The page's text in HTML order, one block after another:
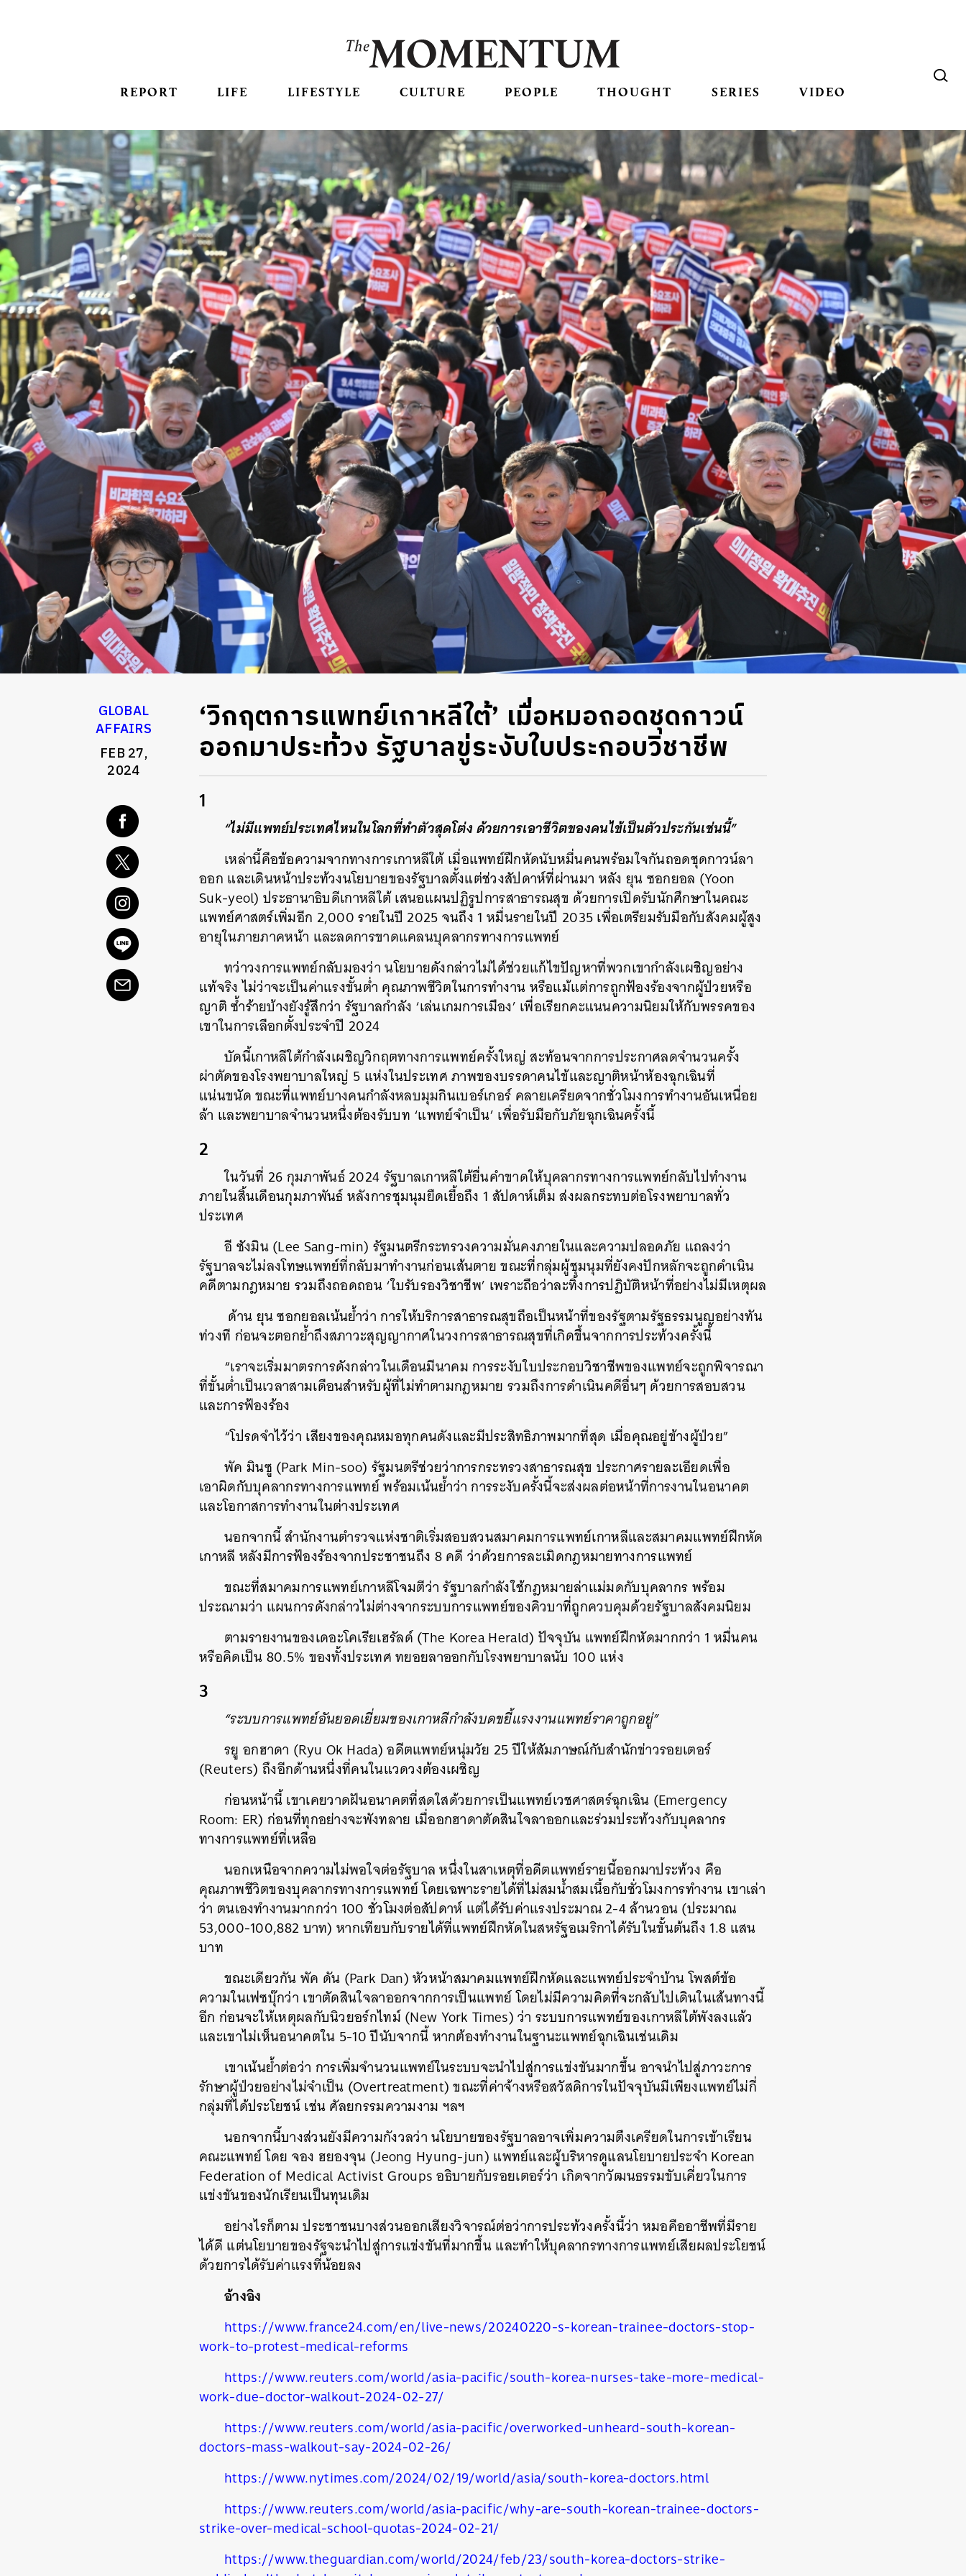
REPORT LIFE LIFESTYLE CULTURE PEOPLE THOUGHT SERIES VIDEO
GLOBAL
AFFAIRS
FEB 27,
2024
‘วิกฤตการแพทย์เกาหลีใต้’ เมื่อหมอถอดชุดกาวน์
ออกมาประท้วง รัฐบาลขู่ระงับใบประกอบวิชาชีพ
1
“ไม่มีแพทย์ประเทศไหนในโลกที่ทำตัวสุดโต่ง ด้วยการเอาชีวิตของคนไข้เป็นตัวประกันเช่นนี้”
เหล่านี้คือข้อความจากทางการเกาหลีใต้ เมื่อแพทย์ฝึกหัดนับหมื่นคนพร้อมใจกันถอดชุดกาวน์ลา
ออก และเดินหน้าประท้วงนโยบายของรัฐบาลตั้งแต่ช่วงสัปดาห์ที่ผ่านมา หลัง ยุน ซอกยอล (Yoon
Suk-yeol) ประธานาธิบดีเกาหลีใต้ เสนอแผนปฏิรูปการสาธารณสุข ด้วยการเปิดรับนักศึกษาในคณะ
แพทย์ศาสตร์เพิ่มอีก 2,000 รายในปี 2025 จนถึง 1 หมื่นรายในปี 2035 เพื่อเตรียมรับมือกับสังคมผู้สูง
อายุในภายภาคหน้า และลดการขาดแคลนบุคลากรทางการแพทย์
ทว่าวงการแพทย์กลับมองว่า นโยบายดังกล่าวไม่ได้ช่วยแก้ไขปัญหาที่พวกเขากำลังเผชิญอย่าง
แท้จริง ไม่ว่าจะเป็นค่าแรงขั้นต่ำ คุณภาพชีวิตในการทำงาน หรือแม้แต่การถูกฟ้องร้องจากผู้ป่วยหรือ
ญาติ ซ้ำร้ายบ้างยังรู้สึกว่า รัฐบาลกำลัง ‘เล่นเกมการเมือง’ เพื่อเรียกคะแนนความนิยมให้กับพรรคของ
เขาในการเลือกตั้งประจำปี 2024
บัดนี้เกาหลีใต้กำลังเผชิญวิกฤตทางการแพทย์ครั้งใหญ่ สะท้อนจากการประกาศลดจำนวนครั้ง
ผ่าตัดของโรงพยาบาลใหญ่ 5 แห่งในประเทศ ภาพของบรรดาคนไข้และญาติหน้าห้องฉุกเฉินที่
แน่นขนัด ขณะที่แพทย์บางคนกำลังหลบมุมกินเบอร์เกอร์ คลายเครียดจากชั่วโมงการทำงานอันเหนื่อย
ล้า และพยาบาลจำนวนหนึ่งต้องรับบท ‘แพทย์จำเป็น’ เพื่อรับมือกับภัยฉุกเฉินครั้งนี้
2
ในวันที่ 26 กุมภาพันธ์ 2024 รัฐบาลเกาหลีใต้ยื่นคำขาดให้บุคลากรทางการแพทย์กลับไปทำงาน
ภายในสิ้นเดือนกุมภาพันธ์ หลังการชุมนุมยืดเยื้อถึง 1 สัปดาห์เต็ม ส่งผลกระทบต่อโรงพยาบาลทั่ว
ประเทศ
อี ซังมิน (Lee Sang-min) รัฐมนตรีกระทรวงความมั่นคงภายในและความปลอดภัย แถลงว่า
รัฐบาลจะไม่ลงโทษแพทย์ที่กลับมาทำงานก่อนเส้นตาย ขณะที่กลุ่มผู้ชุมนุมที่ยังคงปักหลักจะถูกดำเนิน
คดีตามกฎหมาย รวมถึงถอดถอน ‘ใบรับรองวิชาชีพ’ เพราะถือว่าละทิ้งการปฏิบัติหน้าที่อย่างไม่มีเหตุผล
ด้าน ยุน ซอกยอลเน้นย้ำว่า การให้บริการสาธารณสุขถือเป็นหน้าที่ของรัฐตามรัฐธรรมนูญอย่างทัน
ท่วงที ก่อนจะตอกย้ำถึงสภาวะสุญญากาศในวงการสาธารณสุขที่เกิดขึ้นจากการประท้วงครั้งนี้
“เราจะเริ่มมาตรการดังกล่าวในเดือนมีนาคม การระงับใบประกอบวิชาชีพของแพทย์จะถูกพิจารณา
ที่ขั้นต่ำเป็นเวลาสามเดือนสำหรับผู้ที่ไม่ทำตามกฎหมาย รวมถึงการดำเนินคดีอื่นๆ ด้วยการสอบสวน
และการฟ้องร้อง
“โปรดจำไว้ว่า เสียงของคุณหมอทุกคนดังและมีประสิทธิภาพมากที่สุด เมื่อคุณอยู่ข้างผู้ป่วย”
พัค มินซู (Park Min-soo) รัฐมนตรีช่วยว่าการกระทรวงสาธารณสุข ประกาศรายละเอียดเพื่อ
เอาผิดกับบุคลากรทางการแพทย์ พร้อมเน้นย้ำว่า การระงับครั้งนี้จะส่งผลต่อหน้าที่การงานในอนาคต
และโอกาสการทำงานในต่างประเทศ
นอกจากนี้ สำนักงานตำรวจแห่งชาติเริ่มสอบสวนสมาคมการแพทย์เกาหลีและสมาคมแพทย์ฝึกหัด
เกาหลี หลังมีการฟ้องร้องจากประชาชนถึง 8 คดี ว่าด้วยการละเมิดกฎหมายทางการแพทย์
ขณะที่สมาคมการแพทย์เกาหลีโจมตีว่า รัฐบาลกำลังใช้กฎหมายล่าแม่มดกับบุคลากร พร้อม
ประณามว่า แผนการดังกล่าวไม่ต่างจากระบบการแพทย์ของคิวบาที่ถูกควบคุมด้วยรัฐบาลสังคมนิยม
ตามรายงานของเดอะโคเรียเฮรัลด์ (The Korea Herald) ปัจจุบัน แพทย์ฝึกหัดมากกว่า 1 หมื่นคน
หรือคิดเป็น 80.5% ของทั้งประเทศ ทยอยลาออกกับโรงพยาบาลนับ 100 แห่ง
3
“ระบบการแพทย์อันยอดเยี่ยมของเกาหลีกำลังบดขยี้แรงงานแพทย์ราคาถูกอยู่”
รยู อกฮาดา (Ryu Ok Hada) อดีตแพทย์หนุ่มวัย 25 ปีให้สัมภาษณ์กับสำนักข่าวรอยเตอร์
(Reuters) ถึงอีกด้านหนึ่งที่คนในแวดวงต้องเผชิญ
ก่อนหน้านี้ เขาเคยวาดฝันอนาคตที่สดใสด้วยการเป็นแพทย์เวชศาสตร์ฉุกเฉิน (Emergency
Room: ER) ก่อนที่ทุกอย่างจะพังทลาย เมื่ออกฮาดาตัดสินใจลาออกและร่วมประท้วงกับบุคลากร
ทางการแพทย์ที่เหลือ
นอกเหนือจากความไม่พอใจต่อรัฐบาล หนึ่งในสาเหตุที่อดีตแพทย์รายนี้ออกมาประท้วง คือ
คุณภาพชีวิตของบุคลากรทางการแพทย์ โดยเฉพาะรายได้ที่ไม่สมน้ำสมเนื้อกับชั่วโมงการทำงาน เขาเล่า
ว่า ตนเองทำงานมากกว่า 100 ชั่วโมงต่อสัปดาห์ แต่ได้รับค่าแรงประมาณ 2-4 ล้านวอน (ประมาณ
53,000-100,882 บาท) หากเทียบกับรายได้ที่แพทย์ฝึกหัดในสหรัฐอเมริกาได้รับในขั้นต้นถึง 1.8 แสน
บาท
ขณะเดียวกัน พัค ดัน (Park Dan) หัวหน้าสมาคมแพทย์ฝึกหัดและแพทย์ประจำบ้าน โพสต์ข้อ
ความในเฟซบุ๊กว่า เขาตัดสินใจลาออกจากการเป็นแพทย์​ โดยไม่มีความคิดที่จะกลับไปเดินในเส้นทางนี้
อีก ก่อนจะให้เหตุผลกับนิวยอร์กไทม์ (New York Times) ว่า ระบบการแพทย์ของเกาหลีใต้พังลงแล้ว
และเขาไม่เห็นอนาคตใน 5-10 ปีนับจากนี้ หากต้องทำงานในฐานะแพทย์ฉุกเฉินเช่นเดิม
เขาเน้นย้ำต่อว่า การเพิ่มจำนวนแพทย์ในระบบจะนำไปสู่การแข่งขันมากขึ้น อาจนำไปสู่ภาวะการ
รักษาผู้ป่วยอย่างไม่จำเป็น (Overtreatment) ขณะที่ค่าจ้างหรือสวัสดิการในปัจจุบันมีเพียงแพทย์ไม่กี่
กลุ่มที่ได้ประโยชน์ เช่น ศัลยกรรมความงาม ฯลฯ
นอกจากนี้บางส่วนยังมีความกังวลว่า นโยบายของรัฐบาลอาจเพิ่มความตึงเครียดในการเข้าเรียน
คณะแพทย์ โดย จอง ฮยองจุน (Jeong Hyung-jun) แพทย์และผู้บริหารดูแลนโยบายประจำ Korean
Federation of Medical Activist Groups อธิบายกับรอยเตอร์ว่า เกิดจากวัฒนธรรมขับเคี่ยวในการ
แข่งขันของนักเรียนเป็นทุนเดิม
อย่างไรก็ตาม ประชาชนบางส่วนออกเสียงวิจารณ์ต่อว่าการประท้วงครั้งนี้ว่า หมอคืออาชีพที่มีราย
ได้ดี แต่นโยบายของรัฐจะนำไปสู่การแข่งขันที่มากขึ้น และทำให้บุคลากรทางการแพทย์เสียผลประโยชน์
ด้วยการได้รับค่าแรงที่น้อยลง
อ้างอิง
https://www.france24.com/en/live-news/20240220-s-korean-trainee-doctors-stop-
work-to-protest-medical-reforms
https://www.reuters.com/world/asia-pacific/south-korea-nurses-take-more-medical-
work-due-doctor-walkout-2024-02-27/
https://www.reuters.com/world/asia-pacific/overworked-unheard-south-korean-
doctors-mass-walkout-say-2024-02-26/
https://www.nytimes.com/2024/02/19/world/asia/south-korea-doctors.html
https://www.reuters.com/world/asia-pacific/why-are-south-korean-trainee-doctors-
strike-over-medical-school-quotas-2024-02-21/
https://www.theguardian.com/world/2024/feb/23/south-korea-doctors-strike-
ค้นหา
SHARE TWEET LINE EMAIL